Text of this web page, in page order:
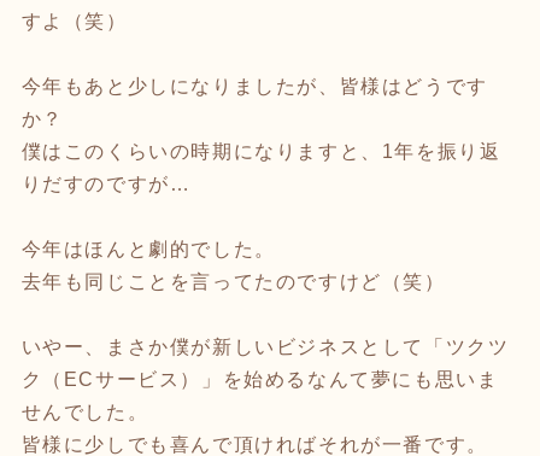
すよ（笑）
今年もあと少しになりましたが、皆様はどうです
か？
僕はこのくらいの時期になりますと、1年を振り返
りだすのですが…
今年はほんと劇的でした。
去年も同じことを言ってたのですけど（笑）
いやー、まさか僕が新しいビジネスとして「ツクツ
ク（ECサービス）」を始めるなんて夢にも思いま
せんでした。
皆様に少しでも喜んで頂ければそれが一番です。